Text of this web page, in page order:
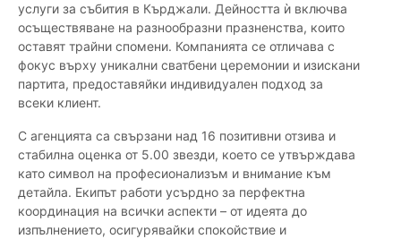
услуги за събития в Кърджали. Дейността ѝ включва
осъществяване на разнообразни празненства, които
оставят трайни спомени. Компанията се отличава с
фокус върху уникални сватбени церемонии и изискани
партита, предоставяйки индивидуален подход за
всеки клиент.
С агенцията са свързани над 16 позитивни отзива и
стабилна оценка от 5.00 звезди, което се утвърждава
като символ на професионализъм и внимание към
детайла. Екипът работи усърдно за перфектна
координация на всички аспекти – от идеята до
изпълнението, осигурявайки спокойствие и